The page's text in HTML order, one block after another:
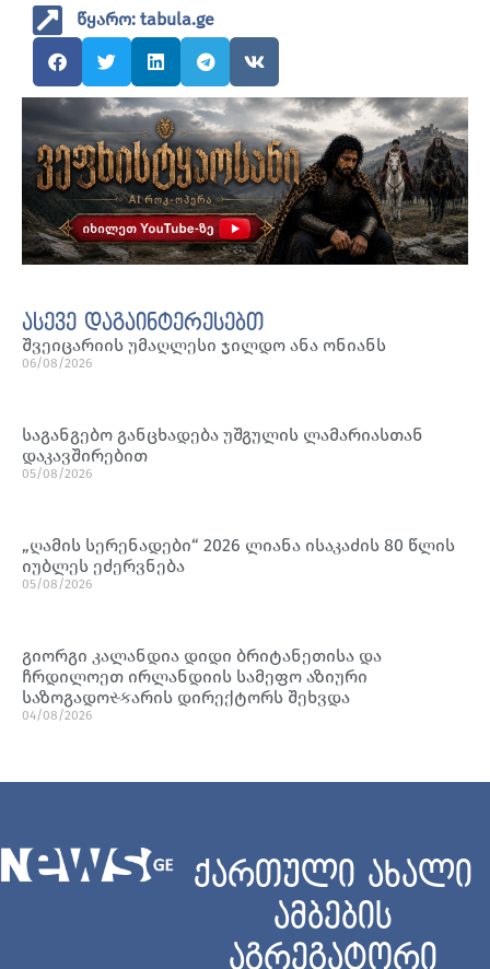
წყარო: tabula.ge
ასევე დაგაინტერესებთ
შვეიცარიის უმაღლესი ჯილდო ანა ონიანს
06/08/2026
საგანგებო განცხადება უშგულის ლამარიასთან
დაკავშირებით
05/08/2026
„ღამის სერენადები“ 2026 ლიანა ისაკაძის 80 წლის
იუბლეს ეძერვნება
05/08/2026
გიორგი კალანდია დიდი ბრიტანეთისა და
ჩრდილოეთ ირლანდიის სამეფო აზიური
საზოგადოસ્કარის დირექტორს შეხვდა
04/08/2026
ქართული ახალი
ამბების
აგრეგატორი